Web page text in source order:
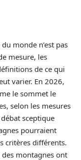
monde n’est pas
mesure, les
de ce qui
varier. En 2026,
le sommet le
selon les mesures
sceptique
pourraient
critères différents.
des montagnes ont